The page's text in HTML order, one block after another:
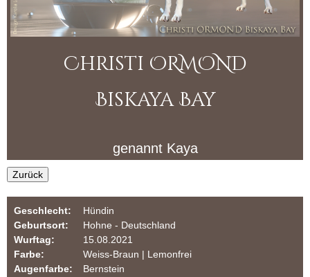
O
D
D
a
m
Christi ORMOND
Biskaya Bay
genannt Kaya
Zurück
Geschlecht:
Hündin
Geburtsort:
Hohne - Deutschland
Wurftag:
15.08.2021
Farbe:
Weiss-Braun | Lemonfrei
Augenfarbe:
Bernstein